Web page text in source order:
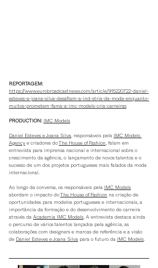
REPORTAGEM:
https://www.eurobroadcastnews.com/article/915220722-daniel-
esteves-e-joana-silva-desafiam-a-ind-stria-da-moda-enquanto-
muitos-prometem-fama-a-imc-models-cria-carreiras
PRODUCTION: IMC Models
Daniel Esteves e Joana Silva, responsáveis pela
IMC Models
Agency e criadores do The House of Fashion , falam em
entrevista para imprensa nacional e internacional sobre o
crescimento da agência, o lançamento de novos talentos e o
sucesso de um dos projetos portugueses mais falados da moda
internacional.
Ao longo da conversa, os responsáveis pela
IMC Models
abordam o impacto do The House of Fashion na criação de
oportunidades para modelos portugueses e internacionais, a
importância da formação e do desenvolvimento de carreira
através da Academia IMC Models. A entrevista destaca ainda
o percurso de vários talentos lançados pela agência, as
colaborações com designers e marcas de referência e a visão
de Daniel Esteves e Joana Silva para o futuro da IMC Models.